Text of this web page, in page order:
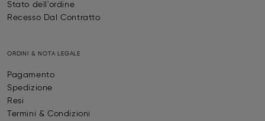
Stato dell'ordine
Recesso Dal Contratto
ORDINI & NOTA LEGALE
Pagamento
Spedizione
Resi
Termini & Condizioni